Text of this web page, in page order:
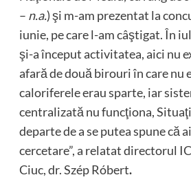
– n.a.) şi m-am prezentat la
iunie, pe care l-am câştigat. În
şi-a început activitatea, aici nu
afară de două birouri în care nu
caloriferele erau sparte, iar
centralizată nu funcţiona,
departe de a se putea spune că
cercetare”, a relatat directorul
Ciuc, dr. Szép Róbert.